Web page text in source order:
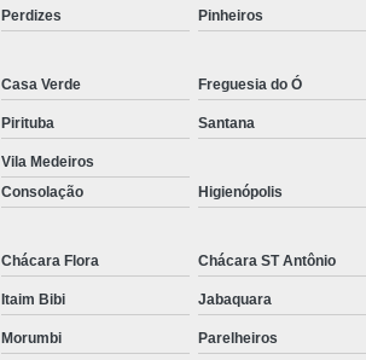
Troca de Tela Motorola
Troca de
Perdizes Pinheiros
Casa Verde Freguesia do Ó
Pirituba Santana
Vila Medeiros
Consolação Higienópolis
Chácara Flora Chácara ST Antônio
Itaim Bibi Jabaquara
Morumbi Parelheiros